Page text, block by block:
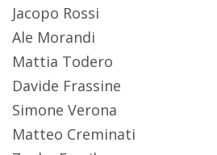
Jacopo Rossi
Ale Morandi
Mattia Todero
Davide Frassine
Simone Verona
Matteo Creminati